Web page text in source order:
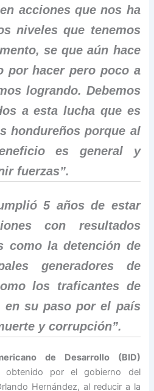
acciones que nos ha
niveles que tenemos
se que aún hace
por hacer pero poco a
logrando. Debemos
a esta lucha que es
hondureños porque al
es general y
fuerzas”.
5 años de estar
con resultados
como la detención de
generadores de
los traficantes de
en su paso por el país
y corrupción”.
de Desarrollo (BID)
obtenido por el gobierno del
Hernández, al reducir a la